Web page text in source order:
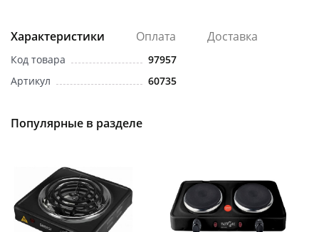
Характеристики Оплата Доставка
Код товара
97957
Артикул
60735
Популярные в разделе